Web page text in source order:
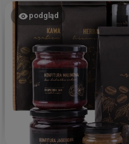
podgląd